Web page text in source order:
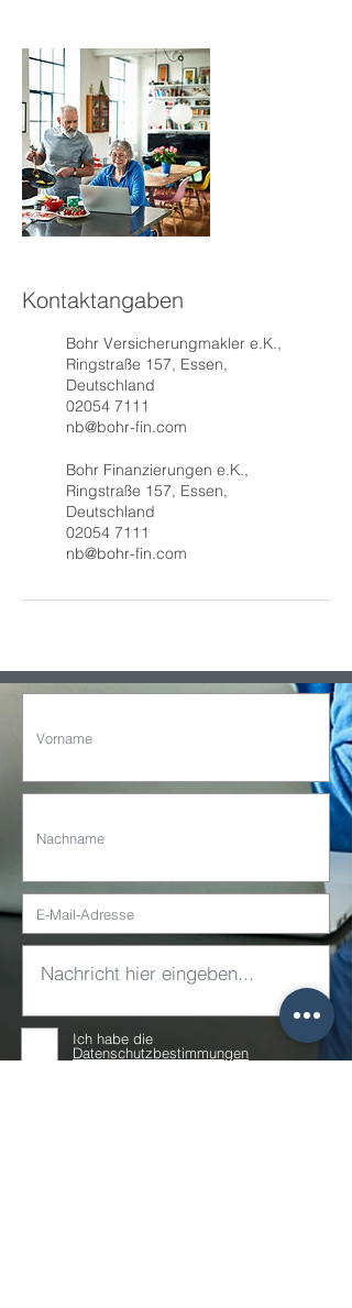
Kontaktangaben
Bohr Versicherungmakler e.K.,
Ringstraße 157, Essen,
Deutschland
02054 7111
nb@bohr-fin.com
Bohr Finanzierungen e.K.,
Ringstraße 157, Essen,
Deutschland
02054 7111
nb@bohr-fin.com
Ich habe die
Datenschutzbestimmungen